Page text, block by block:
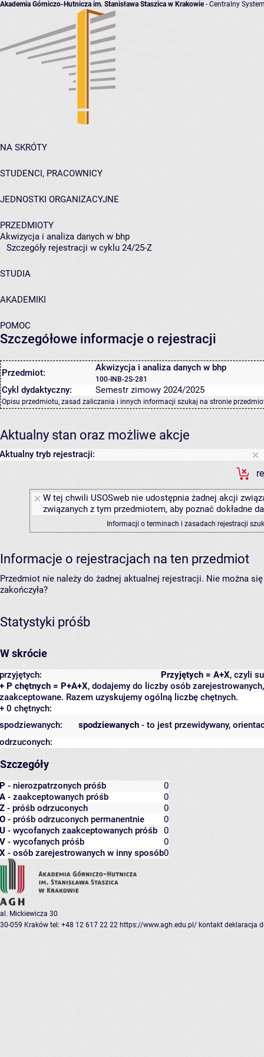
Akademia Górniczo-Hutnicza im. Stanisława Staszica w Krakowie- Centralny
NA SKRÓTY
STUDENCI, PRACOWNICY
JEDNOSTKI ORGANIZACYJNE
PRZEDMIOTY
Akwizycja i analiza danych w bhp
Szczegóły rejestracji w cyklu 24/25-Z
STUDIA
AKADEMIKI
POMOC
Szczegółowe informacje o rejestracji
Przedmiot: Akwizycja i analiza danych w bhp
100-INB-2S-281
Cykl dydaktyczny: Semestr zimowy 2024/2025
Opisu przedmiotu, zasad zaliczania i innych informacji szukaj na stronie
Aktualny stan oraz możliwe akcje
Aktualny tryb rejestracji:
W tej chwili USOSweb nie udostępnia żadnej akcji
związanych z tym przedmiotem, aby poznać dokładne
Informacji o terminach i zasadach rejestracji
Informacje o rejestracjach na ten przedmiot
Przedmiot nie należy do żadnej aktualnej rejestracji. Nie można
zakończyła?
Statystyki próśb
W skrócie
Przyjętych = A+X, czyli
przyjętych:
+ P chętnych = P+A+X, dodajemy do liczby osób
zaakceptowane. Razem uzyskujemy ogólną liczbę chętnych.
+ 0 chętnych:
spodziewanych - to jest przewidywany,
spodziewanych:
odrzuconych:
Szczegóły
P - nierozpatrzonych próśb
0
A - zaakceptowanych próśb
0
Z - próśb odrzuconych
0
O - próśb odrzuconych permanentnie
0
U - wycofanych zaakceptowanych próśb
0
V - wycofanych próśb
0
X - osób zarejestrowanych w inny sposób0
al. Mickiewicza 30
30-059 Kraków tel: +48 12 617 22 22 https://www.agh.edu.pl/ kontakt deklaracja